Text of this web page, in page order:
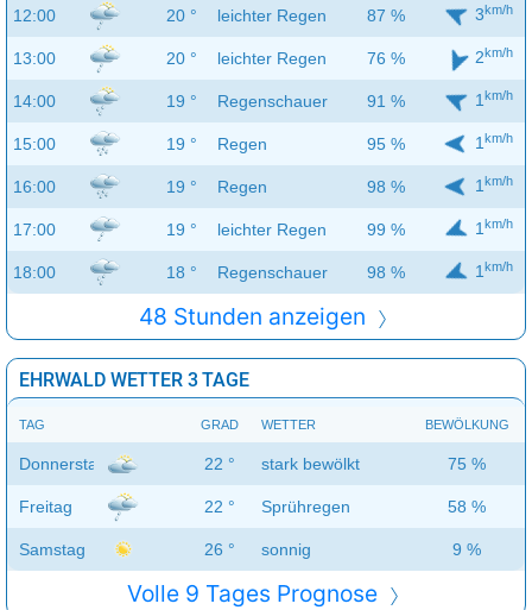
12:00 20 ° leichter Regen 87 % 3km/h
13:00 20 ° leichter Regen 76 % 2km/h
14:00 19 ° Regenschauer 91 % 1 km/h
15:00 19 ° Regen 95 % 1 km/h
16:00 19 ° Regen 98 % 1 km/h
17:00 19 ° leichter Regen 99 % 1 km/h
18:00 18 ° Regenschauer 98 % 1 km/h
48 Stunden anzeigen
EHRWALD WETTER 3 TAGE
TAG GRAD WETTER BEWÖLKUNG
Donnerstag 22 ° stark bewölkt 75 %
Freitag 22 ° Sprühregen 58 %
Samstag 26 ° sonnig 9 %
Volle 9 Tages Prognose